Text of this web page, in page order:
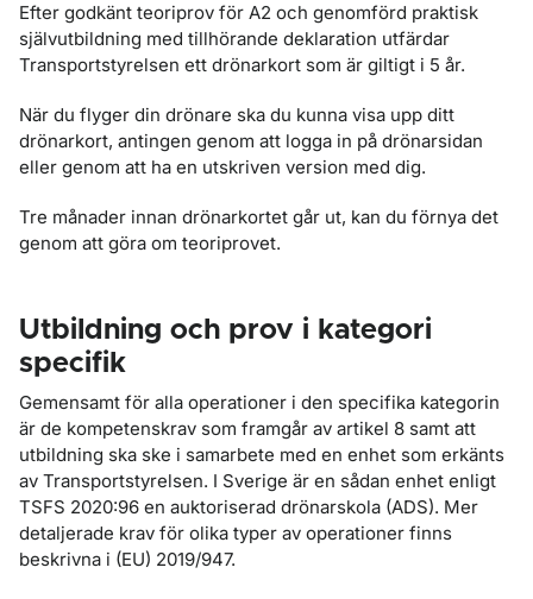
Efter godkänt teoriprov för A2 och genomförd praktisk
självutbildning med tillhörande deklaration utfärdar
Transportstyrelsen ett drönarkort som är giltigt i 5 år.
När du flyger din drönare ska du kunna visa upp ditt
drönarkort, antingen genom att logga in på drönarsidan
eller genom att ha en utskriven version med dig.
Tre månader innan drönarkortet går ut, kan du förnya det
genom att göra om teoriprovet.
Utbildning och prov i kategori
specifik
Gemensamt för alla operationer i den specifika kategorin
är de kompetenskrav som framgår av artikel 8 samt att
utbildning ska ske i samarbete med en enhet som erkänts
av Transportstyrelsen. I Sverige är en sådan enhet enligt
TSFS 2020:96 en auktoriserad drönarskola (ADS). Mer
detaljerade krav för olika typer av operationer finns
beskrivna i (EU) 2019/947.